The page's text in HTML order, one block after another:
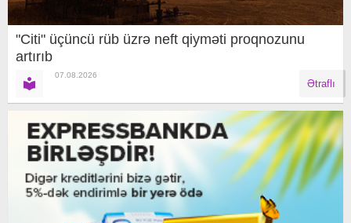
"Citi" üçüncü rüb üzrə neft qiyməti proqnozunu
artırıb
07.08.2026
Ətraflı